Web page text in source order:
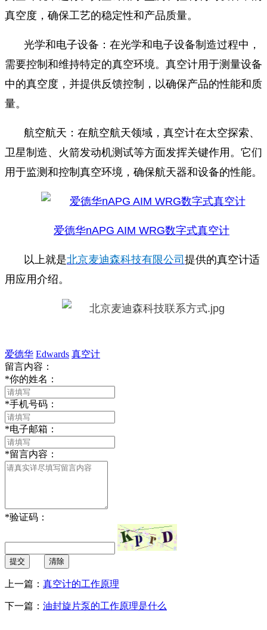
真空度，确保工艺的稳定性和产品质量。
光学和电子设备：在光学和电子设备制造过程中，
需要控制和维持特定的真空环境。真空计用于测量设备
中的真空度，并提供反馈控制，以确保产品的性能和质
量。
航空航天：在航空航天领域，真空计在太空探索、
卫星制造、火箭发动机测试等方面发挥关键作用。它们
用于监测和控制真空环境，确保航天器和设备的性能。
爱德华nAPG AIM WRG数字式真空计
以上就是北京麦迪森科技有限公司 提供的真空计适
用应用介绍。
爱德华 Edwards 真空计
留言内容：
*你的姓名：
*手机号码：
*电子邮箱：
*留言内容：
*验证码：
提交 清除
上一篇： 真空计的工作原理
下一篇： 油封旋片泵的工作原理是什么